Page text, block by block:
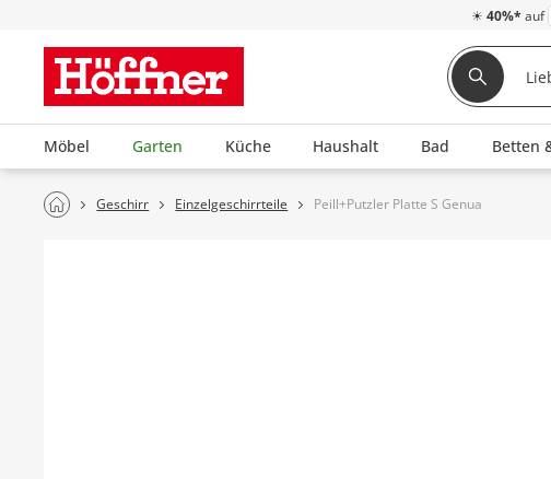
☀ 40%* auf
Möbel Garten Küche Haushalt Bad Betten
Geschirr Einzelgeschirrteile Peill+Putzler Platte S Genua